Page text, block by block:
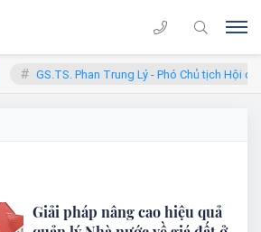
GS.TS. Phan Trung Lý - Phó Chủ tịch Hội
Giải pháp nâng cao hiệu quả